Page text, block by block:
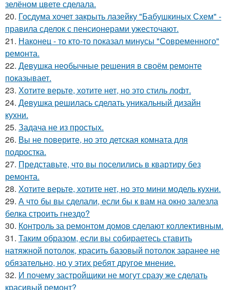
зелёном цвете сделала.
20. Госдума хочет закрыть лазейку "Бабушкиных Схем" -
правила сделок с пенсионерами ужесточают.
21. Наконец - то кто-то показал минусы "Современного"
ремонта.
22. Девушка необычные решения в своём ремонте
показывает.
23. Хотите верьте, хотите нет, но это стиль лофт.
24. Девушка решилась сделать уникальный дизайн
кухни.
25. Задача не из простых.
26. Вы не поверите, но это детская комната для
подростка.
27. Представьте, что вы поселились в квартиру без
ремонта.
28. Хотите верьте, хотите нет, но это мини модель кухни.
29. А что бы вы сделали, если бы к вам на окно залезла
белка строить гнездо?
30. Контроль за ремонтом домов сделают коллективным.
31. Таким образом, если вы собираетесь ставить
натяжной потолок, красить базовый потолок заранее не
обязательно, но у этих ребят другое мнение.
32. И почему застройщики не могут сразу же сделать
красивый ремонт?